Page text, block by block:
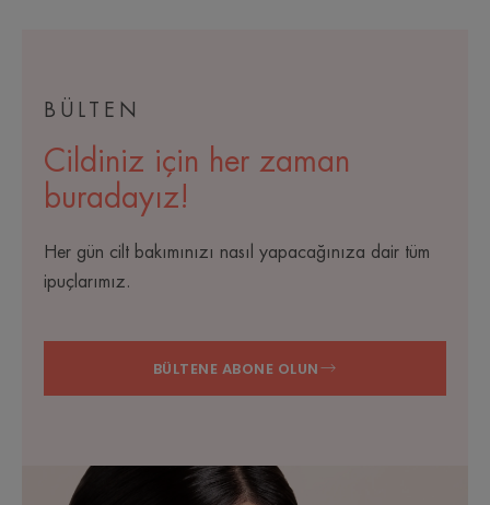
BÜLTEN
Cildiniz için her zaman
buradayız!
Her gün cilt bakımınızı nasıl yapacağınıza dair tüm
ipuçlarımız.
BÜLTENE ABONE OLUN